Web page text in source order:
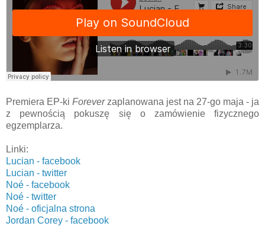
Premiera EP-ki Foreverzaplanowana jest na 27-go maja - ja
z pewnością pokuszę się o zamówienie fizycznego
egzemplarza.
Linki:
Lucian - facebook
Lucian - twitter
Noé - facebook
Noé - twitter
Noé - oficjalna strona
Jordan Corey - facebook